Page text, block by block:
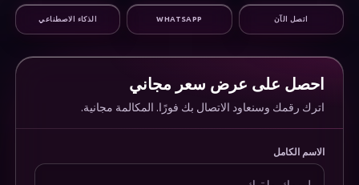
التسويق الرقمي
البنية التحتية والدعم
من نحن
الوظائف
الوثائق
Uygulamamızı İndirin
سياسة الخصوصية
سياسة ملفات تعريف الارتباط
اتصل الآن WHATSAPP الذكاء الاصطناعي
احصل على عرض سعر مجاني
اترك رقمك وسنعاود الاتصال بك فورًا. المكالمة مجانية.
الاسم الكامل